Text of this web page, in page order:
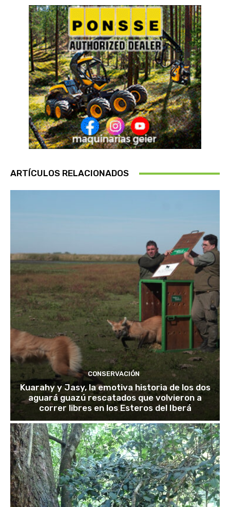
ARTÍCULOS RELACIONADOS
CONSERVACIÓN
Kuarahy y Jasy, la emotiva historia de los dos
aguará guazú rescatados que volvieron a
correr libres en los Esteros del Iberá